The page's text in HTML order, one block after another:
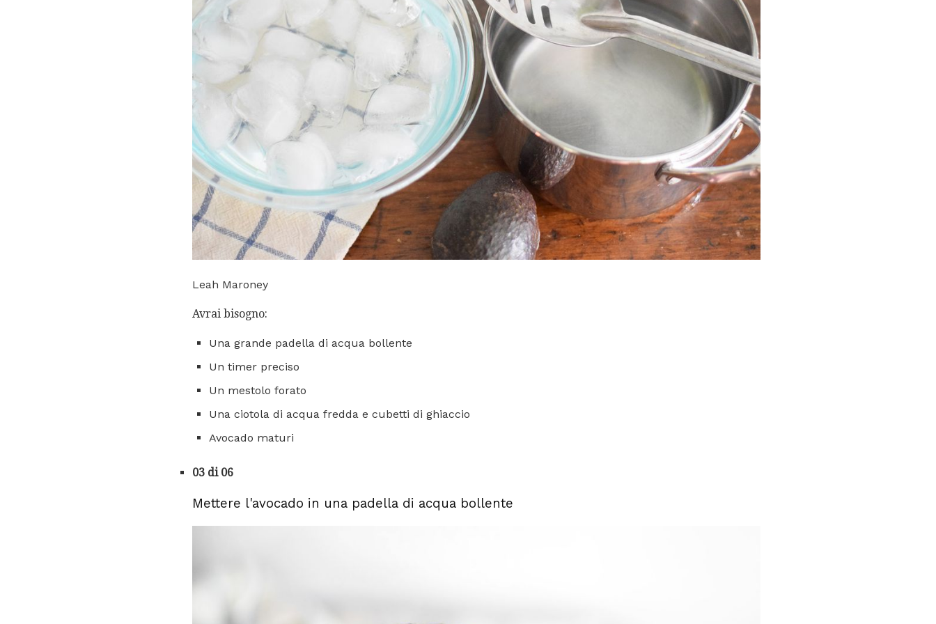
Leah Maroney
Avrai bisogno:
Una grande padella di acqua bollente
Un timer preciso
Un mestolo forato
Una ciotola di acqua fredda e cubetti di ghiaccio
Avocado maturi
03 di 06
Mettere l'avocado in una padella di acqua bollente